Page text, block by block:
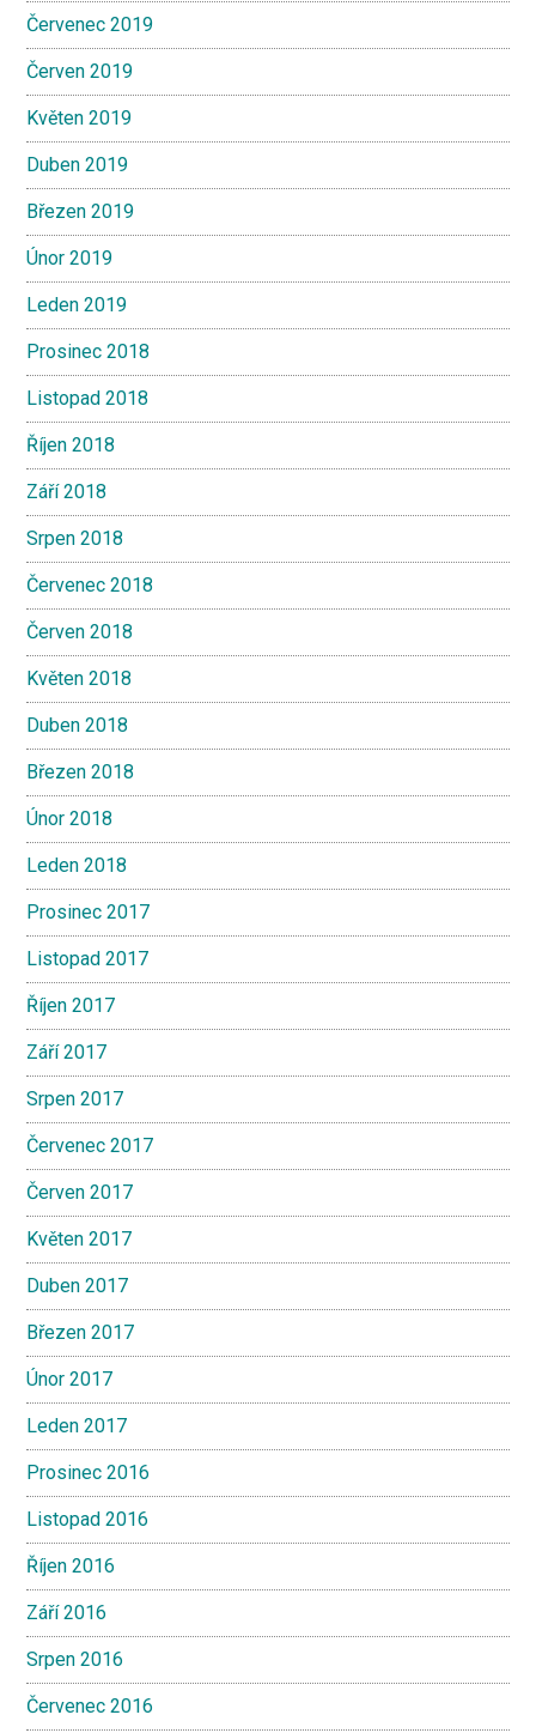
Červenec 2019
Červen 2019
Květen 2019
Duben 2019
Březen 2019
Únor 2019
Leden 2019
Prosinec 2018
Listopad 2018
Říjen 2018
Září 2018
Srpen 2018
Červenec 2018
Červen 2018
Květen 2018
Duben 2018
Březen 2018
Únor 2018
Leden 2018
Prosinec 2017
Listopad 2017
Říjen 2017
Září 2017
Srpen 2017
Červenec 2017
Červen 2017
Květen 2017
Duben 2017
Březen 2017
Únor 2017
Leden 2017
Prosinec 2016
Listopad 2016
Říjen 2016
Září 2016
Srpen 2016
Červenec 2016